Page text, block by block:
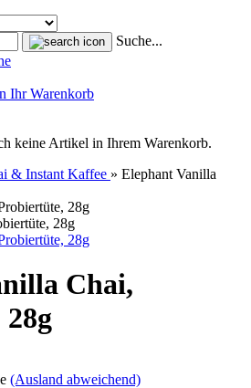
Suche...
Ihr Warenkorb
keine Artikel in Ihrem Warenkorb.
& Instant Kaffee » Elephant Vanilla
28g
Chai,
(Ausland abweichend)